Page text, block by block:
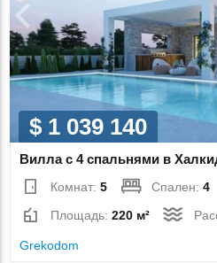
$ 1 039 140
Вилла с 4 спальнями в
Комнат:5 Спален:4
Площадь:220 м²
Grekodom